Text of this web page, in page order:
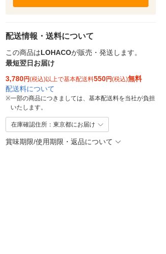
配送情報・送料について
この商品はLOHACOが販売・発送します。
最短翌日お届け
3,780円(税込)以上で基本配送料550円(税込)無料
配送料について
※一部の商品につきましては、基本配送料を当社が負担
いたします。
在庫確認住所：東京都にお届け
賞味期限/使用期限・返品について